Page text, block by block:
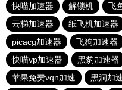
快喵加速器
解锁机 飞
云梯加速器
纸飞机加速器
picacg加速器
飞狗加速器
快喵vp加速器
黑豹加速器
苹果免费vqn加速
黑洞加